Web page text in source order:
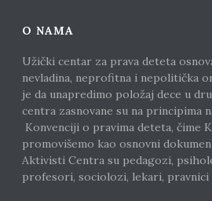
O NAMA
Užički centar za prava deteta
nevladina, neprofitna i nepolitička
je da unapredimo položaj dece u
centra zasnovane su na principima
Konvenciji o pravima deteta, čime
promovišemo kao osnovni
Aktivisti Centra su pedagozi,
profesori, sociolozi, lekari, pravnici